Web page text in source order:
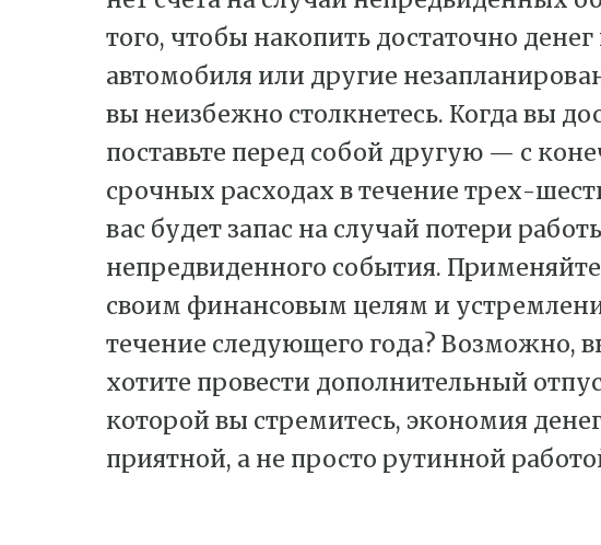
того, чтобы накопить достаточно
автомобиля или другие
вы неизбежно столкнетесь. Когда вы
поставьте перед собой другую — с
срочных расходах в течение трех-
вас будет запас на случай потери
непредвиденного события.
своим финансовым целям и
течение следующего года? Возможно,
хотите провести дополнительный
которой вы стремитесь, экономия
приятной, а не просто рутинной